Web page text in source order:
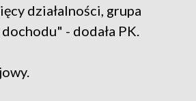
działalności, grupa
- dodała PK.